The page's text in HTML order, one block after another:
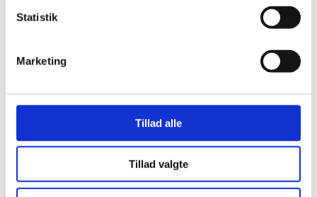
Statistik
Marketing
Tillad alle
Tillad valgte